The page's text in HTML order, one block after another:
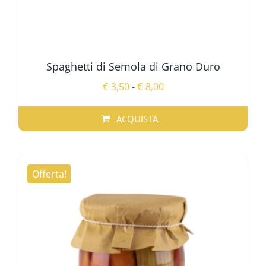
Spaghetti di Semola di Grano Duro
€ 3,50 - € 8,00Fascia
da
ACQUISTA
QUESTO
HA
PIÙ
Offerta!